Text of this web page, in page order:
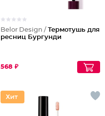
Belor Design / Термотушь для
ресниц Бургунди
568 ₽